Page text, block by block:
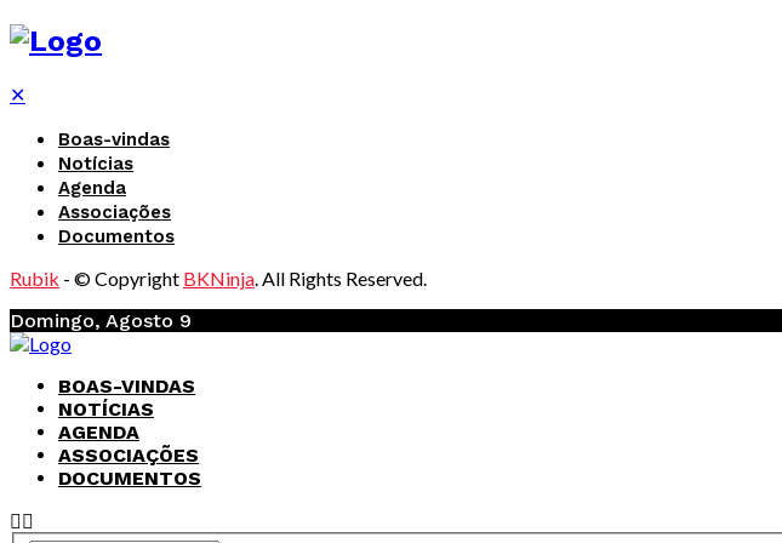
✕
Boas-vindas
Notícias
Agenda
Associações
Documentos
Rubik - © Copyright BKNinja. All Rights Reserved.
Domingo, Agosto 9
BOAS-VINDAS
NOTÍCIAS
AGENDA
ASSOCIAÇÕES
DOCUMENTOS